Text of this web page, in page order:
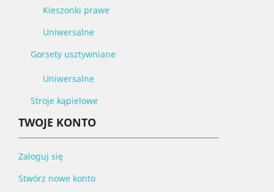
Kieszonki prawe
Uniwersalne
Gorsety usztywniane
Uniwersalne
Stroje kąpielowe
TWOJE KONTO
Zaloguj się
Stwórz nowe konto